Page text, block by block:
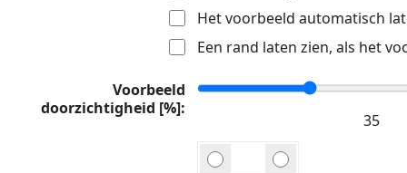
Het voorbeeld automatisch
Een rand laten zien, als het
Voorbeeld
doorzichtigheid [%]